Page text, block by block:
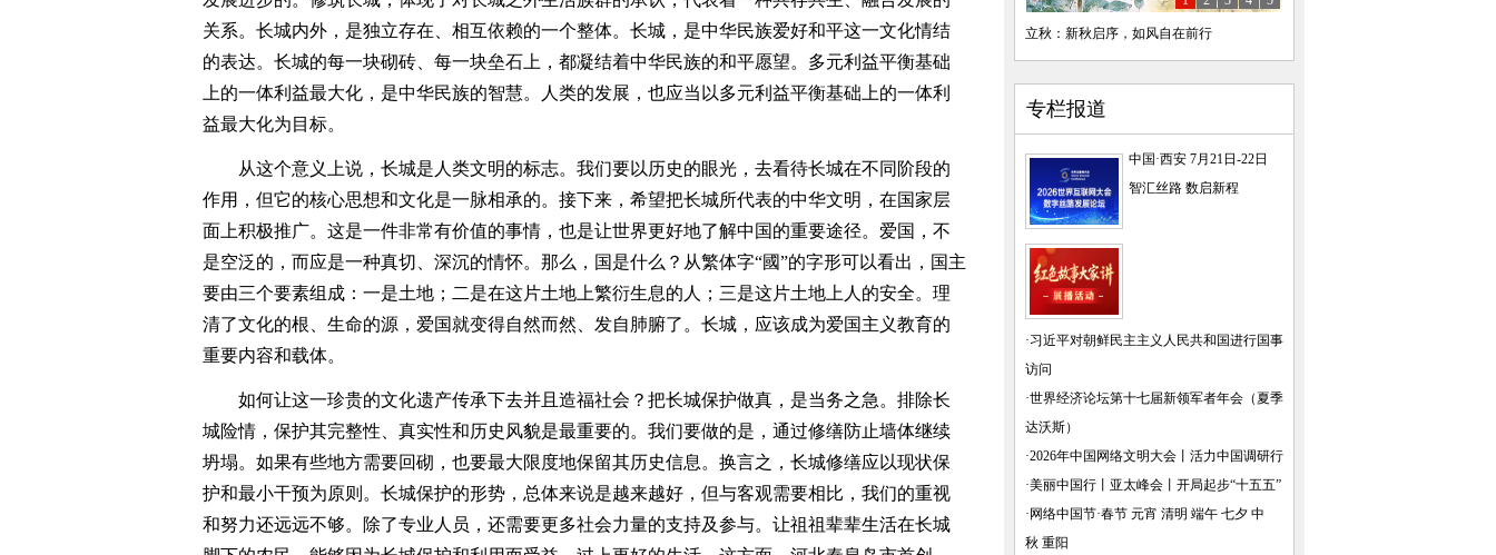
关系。长城内外，是独立存在、相互依赖的一个整体。长城，是中华民族爱好和平这一文化情结
的表达。长城的每一块砌砖、每一块垒石上，都凝结着中华民族的和平愿望。多元利益平衡基础
上的一体利益最大化，是中华民族的智慧。人类的发展，也应当以多元利益平衡基础上的一体利
益最大化为目标。
从这个意义上说，长城是人类文明的标志。我们要以历史的眼光，去看待长城在不同阶段的
作用，但它的核心思想和文化是一脉相承的。接下来，希望把长城所代表的中华文明，在国家层
面上积极推广。这是一件非常有价值的事情，也是让世界更好地了解中国的重要途径。爱国，不
是空泛的，而应是一种真切、深沉的情怀。那么，国是什么？从繁体字“國”的字形可以看出，国主
要由三个要素组成：一是土地；二是在这片土地上繁衍生息的人；三是这片土地上人的安全。理
清了文化的根、生命的源，爱国就变得自然而然、发自肺腑了。长城，应该成为爱国主义教育的
重要内容和载体。
如何让这一珍贵的文化遗产传承下去并且造福社会？把长城保护做真，是当务之急。排除长
城险情，保护其完整性、真实性和历史风貌是最重要的。我们要做的是，通过修缮防止墙体继续
坍塌。如果有些地方需要回砌，也要最大限度地保留其历史信息。换言之，长城修缮应以现状保
护和最小干预为原则。长城保护的形势，总体来说是越来越好，但与客观需要相比，我们的重视
和努力还远远不够。除了专业人员，还需要更多社会力量的支持及参与。让祖祖辈辈生活在长城
立秋：新秋启序，如风自在前行
专栏报道
中国·西安 7月21日-22日
智汇丝路 数启新程
·习近平对朝鲜民主主义人民共和国进行国事
访问
·世界经济论坛第十七届新领军者年会（夏季
达沃斯）
·2026年中国网络文明大会
活力中国调研行
·美丽中国行 亚太峰会
开局起步“十五五”
· 网络中国节·春节 元宵 清明 端午 七夕 中
秋 重阳